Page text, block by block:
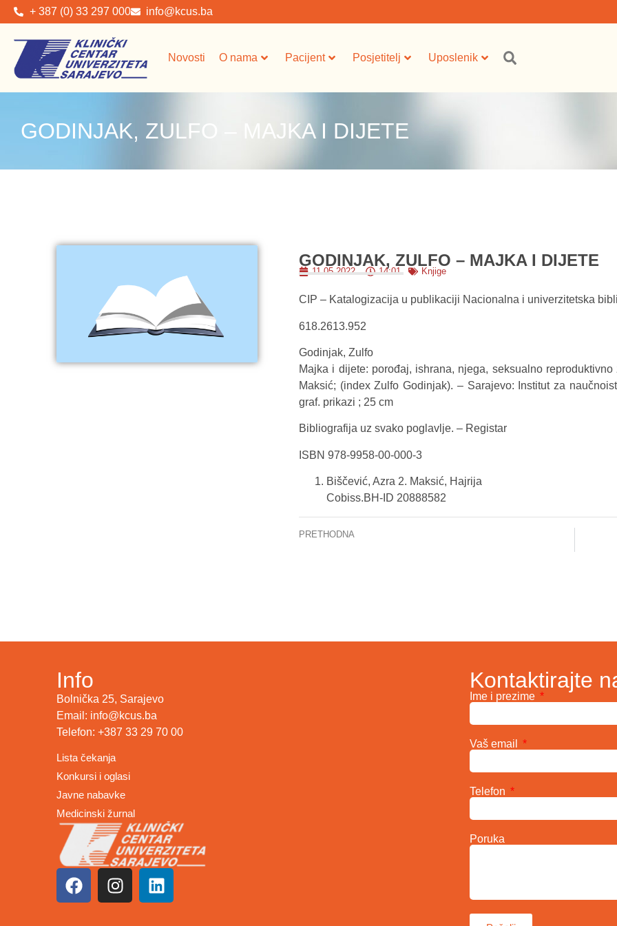
+ 387 (0) 33 297 000 info@kcus.ba
Novosti O nama Pacijent Posjetitelj Uposlenik
GODINJAK, ZULFO – MAJKA I DIJETE
GODINJAK, ZULFO – MAJKA I DIJETE
11.05.2022. 14:01 Knjige
CIP – Katalogizacija u publikaciji Nacionalna i univerzitetska
618.2613.952
Godinjak, Zulfo
Majka i dijete: porođaj, ishrana, njega, seksualno
Maksić; (index Zulfo Godinjak). – Sarajevo: Institut za
graf. prikazi ; 25 cm
Bibliografija uz svako poglavlje. – Registar
ISBN 978-9958-00-000-3
Biščević, Azra 2. Maksić, Hajrija
Cobiss.BH-ID 20888582
PRETHODNA
Info
Bolnička 25, Sarajevo
Email: info@kcus.ba
Telefon: +387 33 29 70 00
Lista čekanja
Konkursi i oglasi
Javne nabavke
Medicinski žurnal
Kontaktirajte
Ime i prezime
Vaš email
Telefon
Poruka